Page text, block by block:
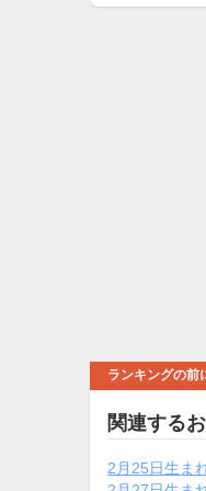
ランキングの前
関連する
2月25日生ま